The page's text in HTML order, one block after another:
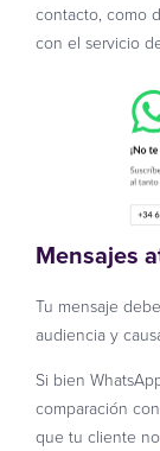
contacto, como
con el servicio
Mensajes
Tu mensaje
audiencia y
Si bien
comparación
que tu cliente